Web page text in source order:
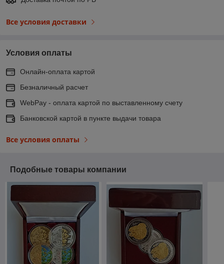
Все условия доставки
Условия оплаты
Онлайн-оплата картой
Безналичный расчет
WebPay - оплата картой по выставленному счету
Банковской картой в пункте выдачи товара
Все условия оплаты
Подобные товары компании